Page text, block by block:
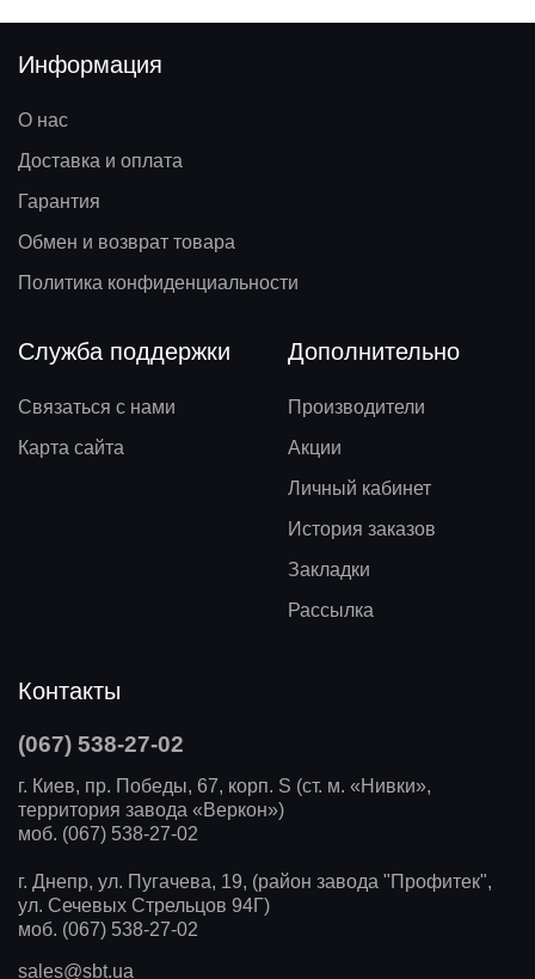
Информация
О нас
Доставка и оплата
Гарантия
Обмен и возврат товара
Политика конфиденциальности
Служба поддержки
Связаться с нами
Карта сайта
Дополнительно
Производители
Акции
Личный кабинет
История заказов
Закладки
Рассылка
Контакты
(067) 538-27-02
г. Киев, пр. Победы, 67, корп. S (ст. м. «Нивки»,
территория завода «Веркон»)
моб. (067) 538-27-02
г. Днепр, ул. Пугачева, 19, (район завода "Профитек",
ул. Сечевых Стрельцов 94Г)
моб. (067) 538-27-02
sales@sbt.ua